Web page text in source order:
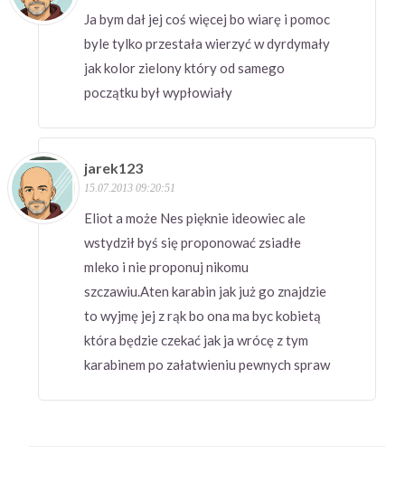
Ja bym dał jej coś więcej bo wiarę i pomoc
byle tylko przestała wierzyć w dyrdymały
jak kolor zielony który od samego
początku był wypłowiały
jarek123
15.07.2013 09:20:51
Eliot a może Nes pięknie ideowiec ale
wstydził byś się proponować zsiadłe
mleko i nie proponuj nikomu
szczawiu.Aten karabin jak już go znajdzie
to wyjmę jej z rąk bo ona ma byc kobietą
która będzie czekać jak ja wrócę z tym
karabinem po załatwieniu pewnych spraw